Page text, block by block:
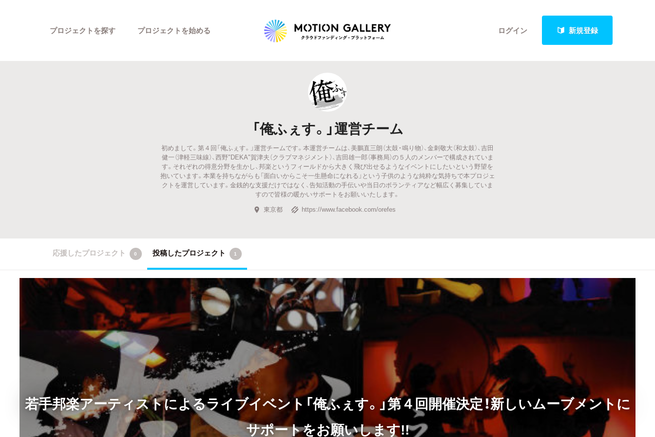
ログイン 新規登録
プロジェクトを探す
新着プロジェクト
Feature
カテゴリーから探す タグから探す キュレーターから探す 特集から探す 最新進捗報告から探す
Legendary
最新達成プロジェクト
プロジェクトを始める
「俺ふぇす。」運営チーム
初めまして。第４回「俺ふぇす。」運営チームです。本運営チームは、美鵬直三朗（太鼓・鳴り物）、金刺敬大（和太鼓）、吉田
健一（津軽三味線）、西野"DEKA"賀津夫（クラブマネジメント）、吉田雄一郎（事務局）の５人のメンバーで構成されていま
す。それぞれの得意分野を生かし、邦楽というフィールドから大きく飛び出せるようなイベントにしたいという野望を
抱いています。本業を持ちながらも「面白いからこそ一生懸命になれる」という子供のような純粋な気持ちで本プロジェ
クトを運営しています。金銭的な支援だけではなく、告知活動の手伝いや当日のボランティアなど幅広く募集していま
すので皆様の暖かいサポートをお願いいたします。
東京都
https://www.facebook.com/orefes
応援したプロジェクト 0 投稿したプロジェクト 1
若手邦楽アーティストによるライブイベント「俺ふぇす。」第４回開催決定！新しいムーブメントに
サポートをお願いします!!